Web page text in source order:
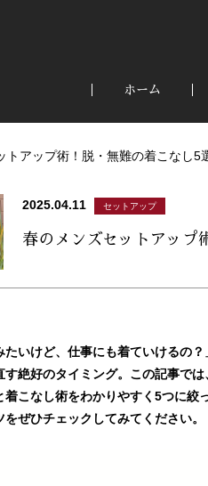
ホーム
トアップ術！脱・無難の着こなし5
2025.04.11 セットアップ
春のメンズセットアップ
たいけど、仕事にも着ていけるの
絶好のタイミング。この記事で
こなし術をわかりやすく5つに絞
ぜひチェックしてみてください。